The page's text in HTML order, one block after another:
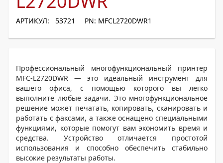
АРТИКУЛ: 53721 PN: MFCL2720DWR1
Профессиональный многофункциональный принтер
MFC-L2720DWR — это идеальный инструмент для
вашего офиса, с помощью которого вы легко
выполните любые задачи. Это многофункциональное
решение может печатать, копировать, сканировать и
работать с факсами, а также оснащено специальными
функциями, которые помогут вам экономить время и
средства. Устройство отличается простотой
использования и способно обеспечить стабильно
высокие результаты работы.